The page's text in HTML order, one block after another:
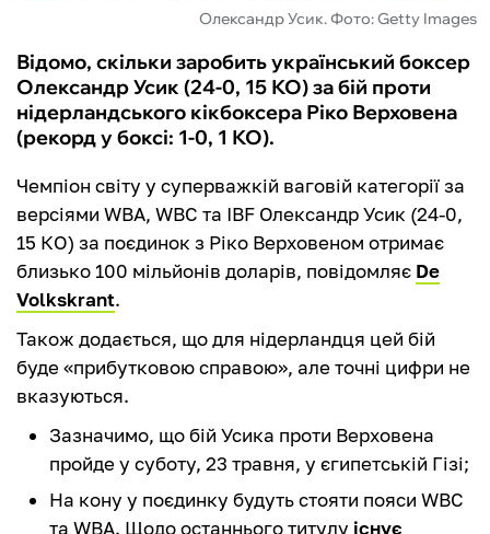
Олександр Усик. Фото: Getty Images
Відомо, скільки заробить український боксер
Олександр Усик (24-0, 15 КО) за бій проти
нідерландського кікбоксера Ріко Верховена
(рекорд у боксі: 1-0, 1 КО).
Чемпіон світу у суперважкій ваговій категорії за
версіями WBA, WBC та IBF Олександр Усик (24-0,
15 КО) за поєдинок з Ріко Верховеном отримає
близько 100 мільйонів доларів, повідомляє De
Volkskrant.
Також додається, що для нідерландця цей бій
буде «прибутковою справою», але точні цифри не
вказуються.
Зазначимо, що бій Усика проти Верховена
пройде у суботу, 23 травня, у єгипетській Гізі;
На кону у поєдинку будуть стояти пояси WBC
та WBA. Щодо останнього титулу існує